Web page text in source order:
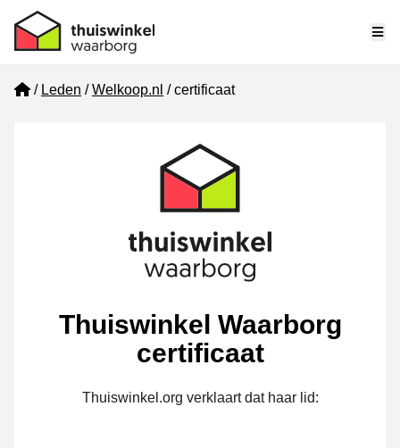
Home
Leden Welkoop.nl certificaat
Thuiswinkel Waarborg
certificaat
Thuiswinkel.org verklaart dat haar lid: